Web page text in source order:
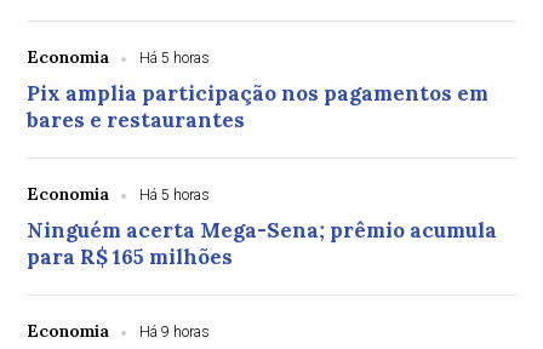
Economia Há 5 horas
Pix amplia participação nos pagamentos em
bares e restaurantes
Economia Há 5 horas
Ninguém acerta Mega-Sena; prêmio acumula
para R$ 165 milhões
Economia Há 9 horas